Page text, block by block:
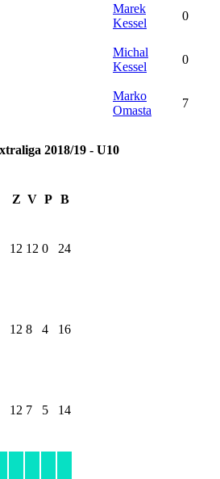
Marek
Kessel
0
Michal
Kessel
0
Marko
Omasta
7
2018/19 - U10
Z V P B
12 12 0 24
12 8 4 16
12 7 5 14